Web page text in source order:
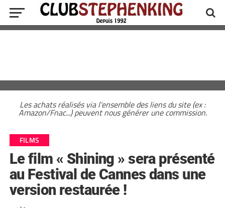
Les achats réalisés via l'ensemble des liens du site (ex :
Amazon/Fnac...) peuvent nous générer une commission.
FILMS
Le film « Shining » sera présenté
au Festival de Cannes dans une
version restaurée !